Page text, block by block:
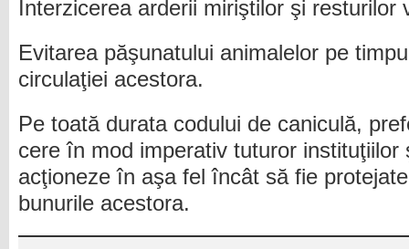
Interzicerea arderii miriştilor şi resturilor
Evitarea păşunatului animalelor pe
circulaţiei acestora.
Pe toată durata codului de caniculă,
cere în mod imperativ tuturor instituţiilor
acţioneze în aşa fel încât să fie
bunurile acestora.